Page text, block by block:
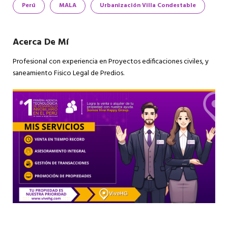
Perú MALA Urbanización Villa Condestable
Acerca De Mí
Profesional con experiencia en Proyectos edificaciones civiles, y
saneamiento Fisico Legal de Predios.